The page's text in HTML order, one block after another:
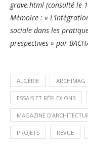
grave.html (consulté le
Mémoire : «
sociale dans les
prespectives » par
ALGÉRIE ARCHIMAG
ESSAIS ET RÉFLEXIONS
MAGAZINE
PROJETS REVUE